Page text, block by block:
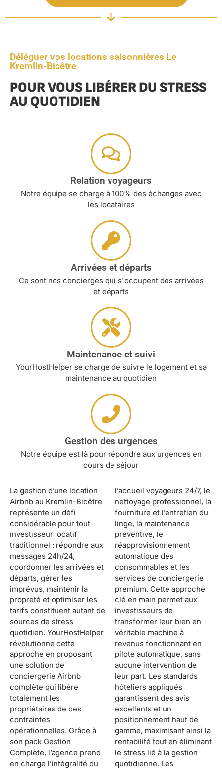
Déléguer vos locations saisonnières Le
Kremlin-Bicêtre
POUR VOUS LIBÉRER DU STRESS
AU QUOTIDIEN
Relation voyageurs
Notre équipe se charge à 100% des échanges avec
les locataires
Arrivées et départs
Ce sont nos concierges qui s'occupent des arrivées
et départs
Maintenance et suivi
YourHostHelper se charge de suivre le logement et sa
maintenance au quotidien
Gestion des urgences
Notre équipe est là pour répondre aux urgences en
cours de séjour
La gestion d’une location
Airbnb au Kremlin-Bicêtre
représente un défi
considérable pour tout
investisseur locatif
traditionnel : répondre aux
messages 24h/24,
coordonner les arrivées et
départs, gérer les
imprévus, maintenir la
propreté et optimiser les
tarifs constituent autant de
sources de stress
quotidien. YourHostHelper
révolutionne cette
approche en proposant
une solution de
conciergerie Airbnb
complète qui libère
totalement les
propriétaires de ces
contraintes
opérationnelles. Grâce à
son pack Gestion
Complète, l’agence prend
en charge l’intégralité du
l’accueil voyageurs 24/7, le
nettoyage professionnel, la
fourniture et l’entretien du
linge, la maintenance
préventive, le
réapprovisionnement
automatique des
consommables et les
services de conciergerie
premium. Cette approche
clé en main permet aux
investisseurs de
transformer leur bien en
véritable machine à
revenus fonctionnant en
pilote automatique, sans
aucune intervention de
leur part. Les standards
hôteliers appliqués
garantissent des avis
excellents et un
positionnement haut de
gamme, maximisant ainsi la
rentabilité tout en éliminant
le stress lié à la gestion
quotidienne. Les